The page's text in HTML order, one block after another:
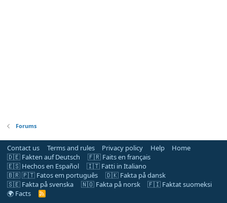
Forums
Contact us Terms and rules Privacy policy Help
Home
🇩🇪 Fakten auf Deutsch
🇫🇷 Faits en français
🇪🇸 Hechos en Español
🇮🇹 Fatti in Italiano
🇧🇷 🇵🇹 Fatos em português
🇩🇰 Fakta på dansk
🇸🇪 Fakta på svenska
🇳🇴 Fakta på norsk
🇫🇮 Faktat suomeksi
🌍 Facts
R